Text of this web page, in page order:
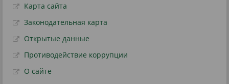
Карта сайта
Законодательная карта
Открытые данные
Противодействие коррупции
О сайте